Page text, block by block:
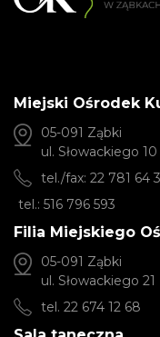
Miejski Ośrodek
05-091 Ząbki
ul. Słowackiego 10
tel./fax: 22 781 64
tel.: 516 796 593
Filia Miejskiego
05-091 Ząbki
ul. Słowackiego 21
tel. 22 674 12 68